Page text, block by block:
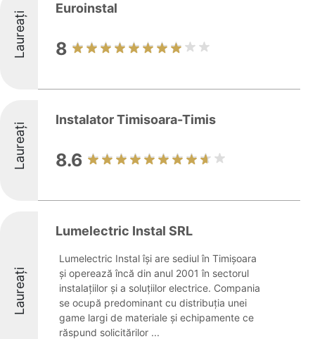
Laureați
Euroinstal
8
Laureați
Instalator Timisoara-Timis
8.6
Laureați
Lumelectric Instal SRL
Lumelectric Instal își are sediul în Timișoara
și operează încă din anul 2001 în sectorul
instalațiilor și a soluțiilor electrice. Compania
se ocupă predominant cu distribuția unei
game largi de materiale și echipamente ce
răspund solicitărilor ...